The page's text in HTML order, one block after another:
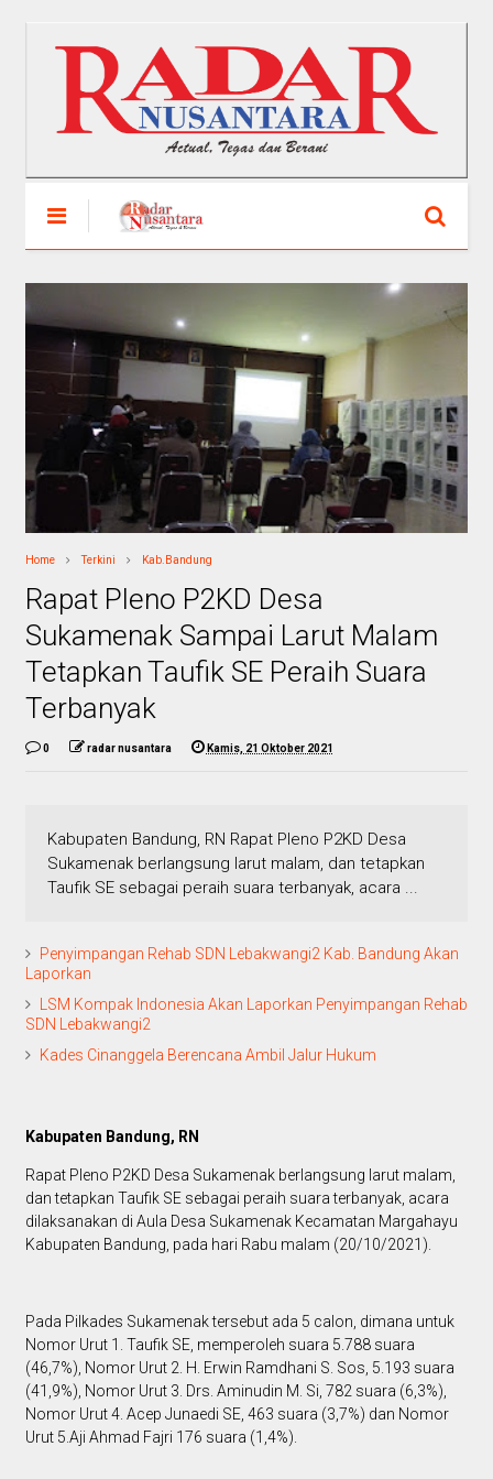
Home Terkini Kab.Bandung
Rapat Pleno P2KD Desa
Sukamenak Sampai Larut Malam
Tetapkan Taufik SE Peraih Suara
Terbanyak
0 radar nusantara Kamis, 21 Oktober 2021
Kabupaten Bandung, RN Rapat Pleno P2KD Desa
Sukamenak berlangsung larut malam, dan tetapkan
Taufik SE sebagai peraih suara terbanyak, acara ...
Penyimpangan Rehab SDN Lebakwangi2 Kab. Bandung Akan
Laporkan
LSM Kompak Indonesia Akan Laporkan Penyimpangan Rehab
SDN Lebakwangi2
Kades Cinanggela Berencana Ambil Jalur Hukum
Kabupaten Bandung, RN
Rapat Pleno P2KD Desa Sukamenak berlangsung larut malam,
dan tetapkan Taufik SE sebagai peraih suara terbanyak, acara
dilaksanakan di Aula Desa Sukamenak Kecamatan Margahayu
Kabupaten Bandung, pada hari Rabu malam (20/10/2021).
Pada Pilkades Sukamenak tersebut ada 5 calon, dimana untuk
Nomor Urut 1. Taufik SE, memperoleh suara 5.788 suara
(46,7%), Nomor Urut 2. H. Erwin Ramdhani S. Sos, 5.193 suara
(41,9%), Nomor Urut 3. Drs. Aminudin M. Si, 782 suara (6,3%),
Nomor Urut 4. Acep Junaedi SE, 463 suara (3,7%) dan Nomor
Urut 5.Aji Ahmad Fajri 176 suara (1,4%).